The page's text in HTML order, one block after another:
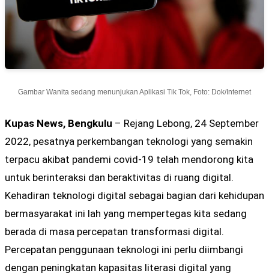
Gambar Wanita sedang menunjukan Aplikasi Tik Tok, Foto: Dok/Internet
Kupas News, Bengkulu – Rejang Lebong, 24 September
2022, pesatnya perkembangan teknologi yang semakin
terpacu akibat pandemi covid-19 telah mendorong kita
untuk berinteraksi dan beraktivitas di ruang digital.
Kehadiran teknologi digital sebagai bagian dari kehidupan
bermasyarakat ini lah yang mempertegas kita sedang
berada di masa percepatan transformasi digital.
Percepatan penggunaan teknologi ini perlu diimbangi
dengan peningkatan kapasitas literasi digital yang